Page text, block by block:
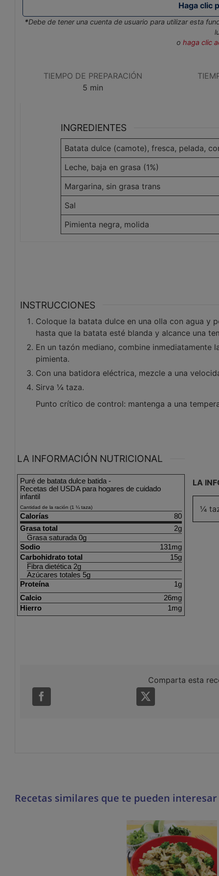
*Debe de tener una cuenta de usuario para utilizar esta
o haga clic
TIEMPO DE PREPARACIÓN
5minutos
min
INGREDIENTES
Batata dulce (camote), fresca, pelada,
Leche, baja en grasa (1%)
Margarina, sin grasa trans
Sal
Pimienta negra, molida
INSTRUCCIONES
Coloque la batata dulce en una olla con agua y
hasta que la batata esté blanda y alcance una
En un tazón mediano, combine inmediatamente
pimienta.
Con una batidora eléctrica, mezcle a una
Sirva ¼ taza.
Punto crítico de control: mantenga a una
LA INFORMACIÓN NUTRICIONAL
Puré de batata dulce batida -
Recetas del USDA para hogares de cuidado
infantil
Cantidad de la ración (1 ¼ taza)
Calorías
80
Grasa total
2g
Grasa saturada 0g
Sodio
131mg
Carbohidrato total
15g
Fibra dietética 2g
Azúcares totales 5g
Proteína
1g
Calcio
26mg
Hierro
1mg
LA
¼
Comparta esta